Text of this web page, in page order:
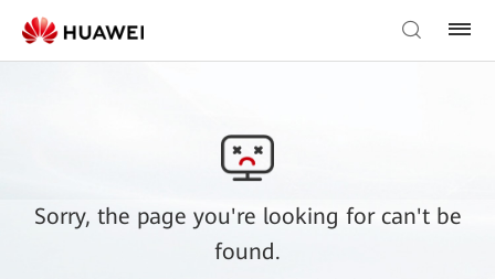
Sorry, the page you're looking for can't be
found.